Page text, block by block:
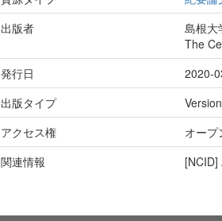
出版者
島根大
The
発行日
2020-
出版タイプ
アクセス権
オープ
関連情報
[NCID]